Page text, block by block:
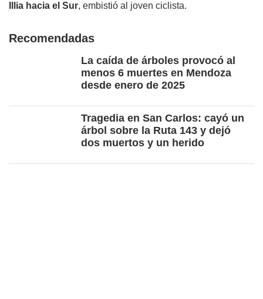
Illia hacia el Sur, embistió al joven ciclista.
Recomendadas
La caída de árboles provocó al
menos 6 muertes en Mendoza
desde enero de 2025
Tragedia en San Carlos: cayó un
árbol sobre la Ruta 143 y dejó
dos muertos y un herido